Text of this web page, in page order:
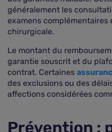
généralement les
examens
chirurgicale.
Le montant du
garantie souscrit et du
contrat. Certaines
des exclusions ou des
affections considérées
Prévention :